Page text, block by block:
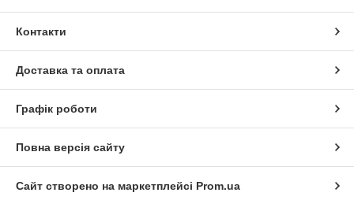
Контакти
Доставка та оплата
Графік роботи
Повна версія сайту
Сайт створено на маркетплейсі Prom.ua